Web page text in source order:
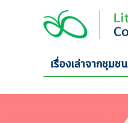
เรื่องเล่าจากชุมชน